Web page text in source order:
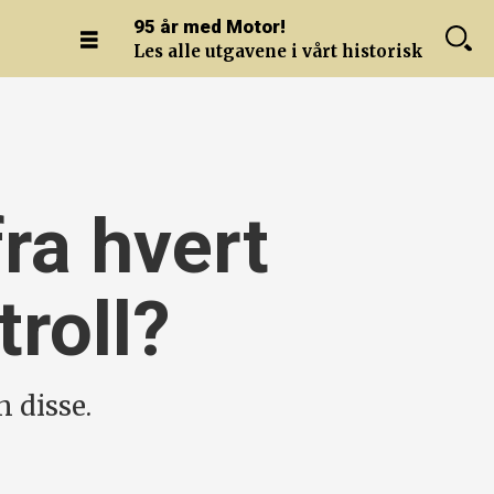
95 år med Motor!
Les alle utgavene i vårt historiske arkiv.
hvert
disse.